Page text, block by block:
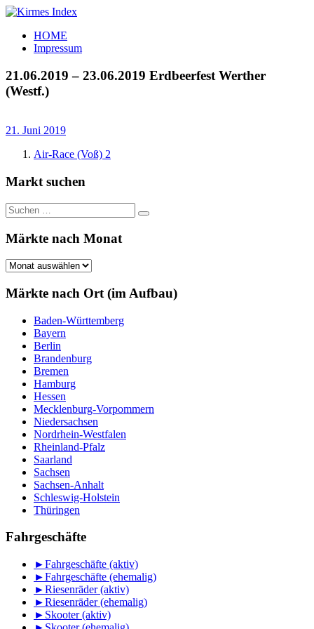
Zum
springen
Kirmes
Index
Tourpläne
der
letzten
Jahre
HOME
Impressum
21.06.2019 – 23.06.2019 Erdbeerfest Werther
(Westf.)
21. Juni 2019
Air-Race (Voß) 2
Markt suchen
Suchen
nach:
Suchen
Märkte nach Monat
Märkte
Monat
Märkte nach Ort (im Aufbau)
Baden-Württemberg
Bayern
Berlin
Brandenburg
Bremen
Hamburg
Hessen
Mecklenburg-Vorpommern
Niedersachsen
Nordrhein-Westfalen
Rheinland-Pfalz
Saarland
Sachsen
Sachsen-Anhalt
Schleswig-Holstein
Thüringen
Fahrgeschäfte
►Fahrgeschäfte (aktiv)
►Fahrgeschäfte (ehemalig)
►Riesenräder (aktiv)
►Riesenräder (ehemalig)
► Skooter (aktiv)